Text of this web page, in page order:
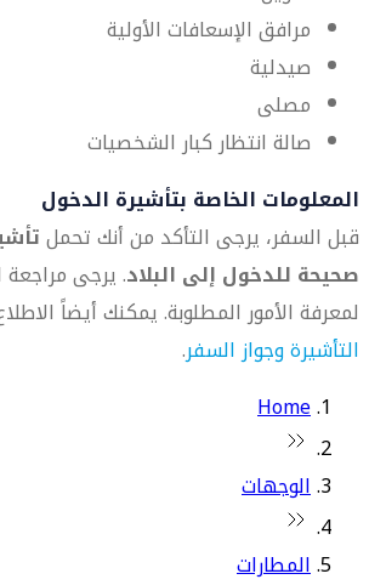
مرافق الإسعافات الأولية
صيدلية
مصلى
صالة انتظار كبار الشخصيات
المعلومات الخاصة بتأشيرة الدخول
قبل السفر، يرجى التأكد من أنك تحمل
صحيحة للدخول إلى البلاد. يرجى مراجعة
لمعرفة الأمور المطلوبة. يمكنك أيضاً
التأشيرة وجواز السفر.
Home
الوجهات
المطارات